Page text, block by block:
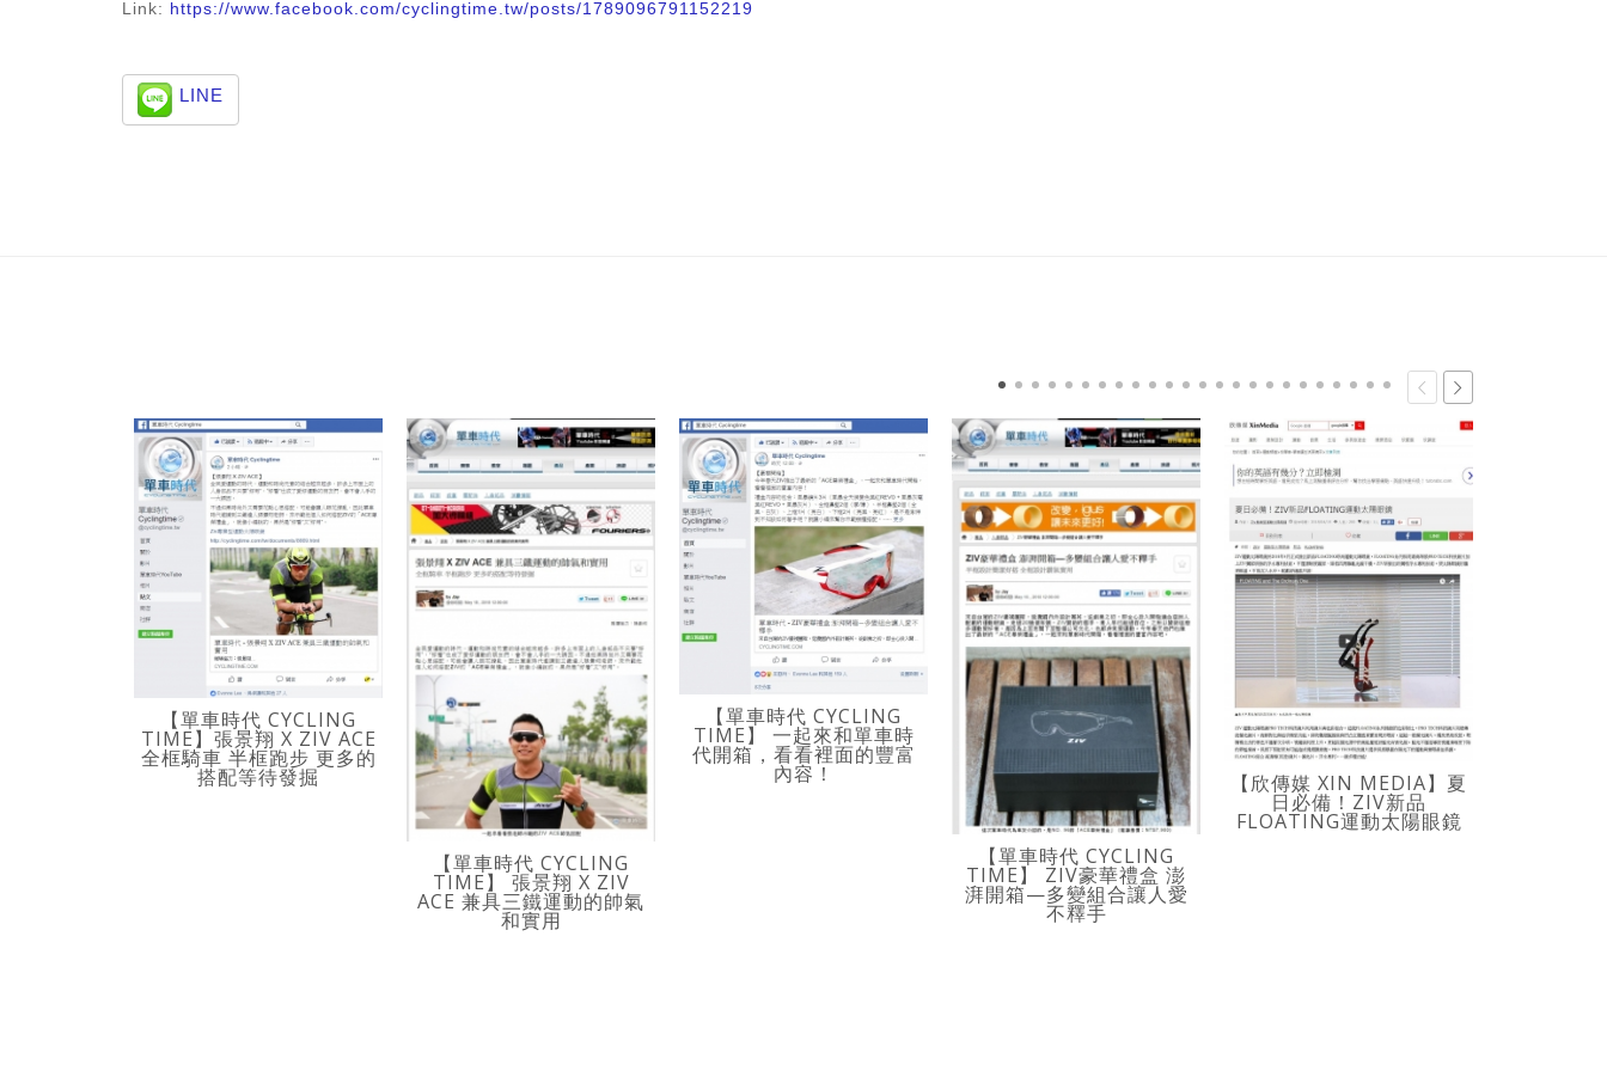
Link: https://www.facebook.com/cyclingtime.tw/posts/1789096791152219
LINE
【單車時代 CYCLING
TIME】張景翔 X ZIV ACE
全框騎車 半框跑步 更多的
搭配等待發掘
【單車時代 CYCLING
TIME】 張景翔 X ZIV
ACE 兼具三鐵運動的帥氣
和實用
【單車時代 CYCLING
TIME】 一起來和單車時
代開箱，看看裡面的豐富
內容！
【單車時代 CYCLING
TIME】 ZIV豪華禮盒 澎
湃開箱—多變組合讓人愛
不釋手
【欣傳媒 XIN MEDIA】夏
日必備！ZIV新品
FLOATING運動太陽眼鏡